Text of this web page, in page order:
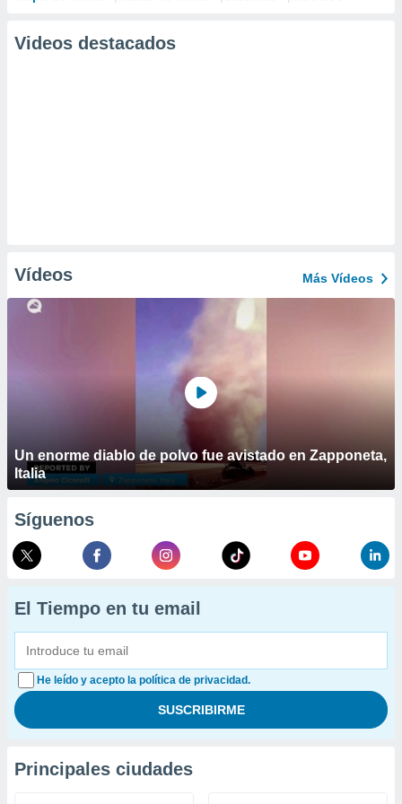
Videos destacados
Vídeos Más Vídeos
Un enorme diablo de polvo fue avistado en Zapponeta,
Italia
Síguenos
El Tiempo en tu email
He leído y acepto la política de privacidad.
Principales ciudades